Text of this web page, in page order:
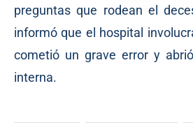
preguntas que rodean el
informó que el hospital
cometió un grave error y
interna.